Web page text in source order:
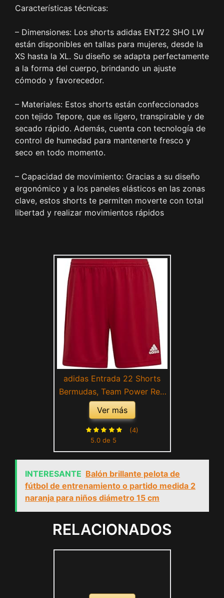
Características técnicas:
– Dimensiones: Los shorts adidas ENT22 SHO LW
están disponibles en tallas para mujeres, desde la
XS hasta la XL. Su diseño se adapta perfectamente
a la forma del cuerpo, brindando un ajuste
cómodo y favorecedor.
– Materiales: Estos shorts están confeccionados
con tejido Tepore, que es ligero, transpirable y de
secado rápido. Además, cuenta con tecnología de
control de humedad para mantenerte fresco y
seco en todo momento.
– Capacidad de movimiento: Gracias a su diseño
ergonómico y a los paneles elásticos en las zonas
clave, estos shorts te permiten moverte con total
libertad y realizar movimientos rápidos
adidas Entrada 22 Shorts
Bermudas, Team Power Red
2, M para Mujer
Ver más
5.0 de 5
(4)
INTERESANTE Balón brillante pelota de
fútbol de entrenamiento o partido medida 2
naranja para niños diámetro 15 cm
RELACIONADOS